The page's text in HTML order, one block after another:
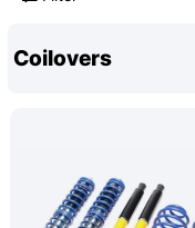
Coilovers